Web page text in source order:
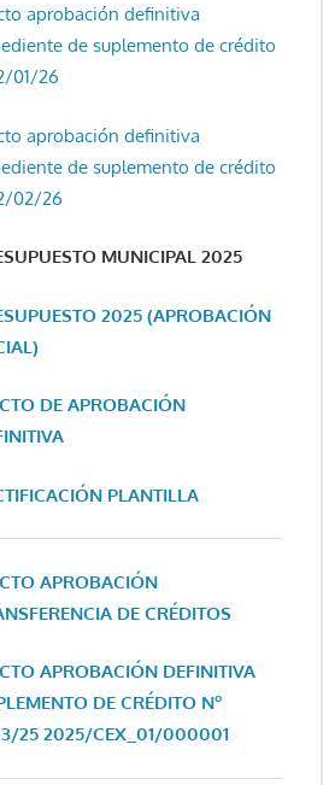
aprobación definitiva
de suplemento de crédito
01/26
aprobación definitiva
de suplemento de crédito
02/26
MUNICIPAL 2025
2025 (APROBACIÓN
DE APROBACIÓN
PLANTILLA
APROBACIÓN
DE CRÉDITOS
APROBACIÓN DEFINITIVA
DE CRÉDITO Nº
25 2025/CEX_01/000001